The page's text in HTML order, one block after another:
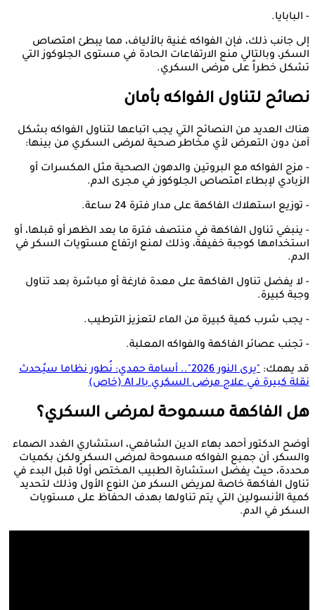
- البابايا.
إلى جانب ذلك، فإن الفواكه غنية بالألياف، مما يبطئ امتصاص
السكر، وبالتالي منع الارتفاعات الحادة في مستوى الجلوكوز التي
تشكل خطراً على مرضى السكري.
نصائح لتناول الفواكه بأمان
هناك العديد من النصائح التي يجب اتباعها لتناول الفواكه بشكل
آمن دون التعرض لأي مخاطر صحية لمرضى السكري من بينها:
- مزج الفواكه مع البروتين والدهون الصحية مثل المكسرات أو
الزبادي لإبطاء امتصاص الجلوكوز في مجرى الدم.
- توزيع استهلاك الفاكهة على مدار فترة 24 ساعة.
- ينبغي تناول الفاكهة في منتصف فترة ما بعد الظهر أو قبلها، أو
استخدامها كوجبة خفيفة، وذلك لمنع ارتفاع مستويات السكر في
الدم.
- لا يفضل تناول الفاكهة على معدة فارغة أو مباشرة بعد تناول
وجبة كبيرة.
- يجب شرب كمية كبيرة من الماء لتعزيز الترطيب.
- تجنب عصائر الفاكهة والفواكه المعلبة.
قد يهمك:
"يرى النور 2026".. أسامة حمدي: نُطور نظاما سيُحدث
نقلة كبيرة في علاج مرضى السكري بالـ AI (خاص)
هل الفاكهة مسموحة لمرضى السكري؟
أوضح الدكتور أحمد بهاء الدين الشافعي، استشاري الغدد الصماء
والسكر، أن جميع الفواكه مسموحة لمرضى السكر ولكن بكميات
محددة، حيث يفضل استشارة الطبيب المختص أولًا قبل البدء في
تناول الفاكهة خاصة لمريض السكر من النوع الأول وذلك لتحديد
كمية الأنسولين التي يتم تناولها بهدف الحفاظ على مستويات
السكر في الدم.